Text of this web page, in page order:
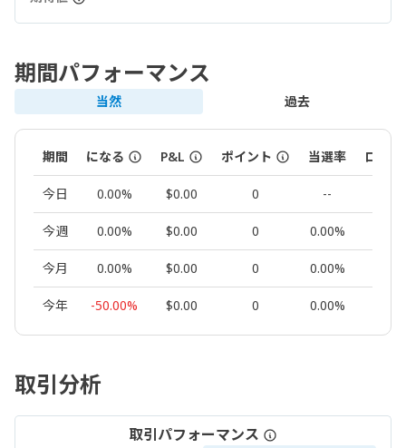
期間パフォーマンス
当然 過去
期間 になる P&L ポイント 当選率 ロット
今日 0.00% $0.00 0 --
今週 0.00% $0.00 0 0.00%
今月 0.00% $0.00 0 0.00%
今年 -50.00% $0.00 0 0.00%
取引分析
取引パフォーマンス